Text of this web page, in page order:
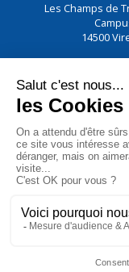
Les Champs de
14500
Nous utilisons des
notre site. En